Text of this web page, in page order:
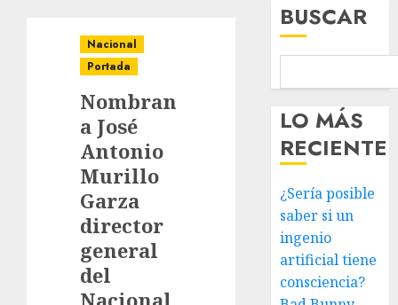
Nacional
Portada
Nombran
a José
Antonio
Murillo
Garza
director
general
del
Nacional
BUSCAR
LO MÁS
RECIENTE
¿Sería posible
saber si un
ingenio
artificial tiene
consciencia?